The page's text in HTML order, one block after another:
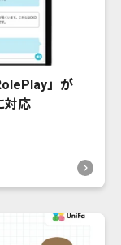
」が
対応